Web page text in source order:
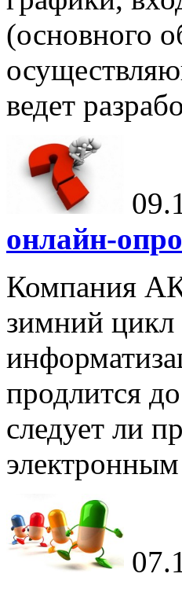
(основного
ведет
онлайн-
Компания
зимний
продлится
следует ли